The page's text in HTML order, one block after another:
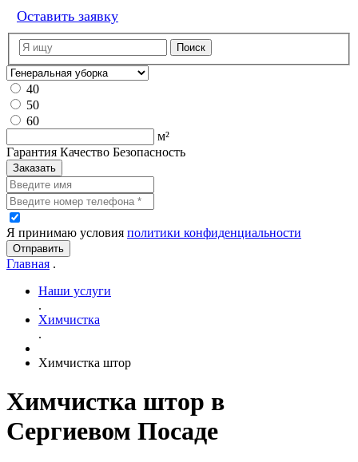
Оставить заявку
40
50
60
м²
Гарантия Качество Безопасность
Заказать
Я принимаю условия политики конфиденциальности
Отправить
Главная .
Наши услуги
.
Химчистка
.
Химчистка штор
Химчистка штор в
Сергиевом Посаде